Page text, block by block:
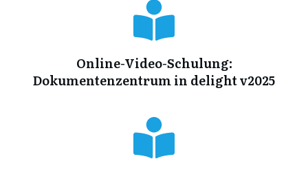
Online-Video-Schulung:
Dokumentenzentrum in delight v2025